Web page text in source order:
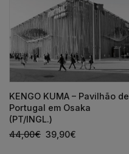
KENGO KUMA – Pavilhão de
Portugal em Osaka
(PT/INGL.)
44,00€ 39,90€